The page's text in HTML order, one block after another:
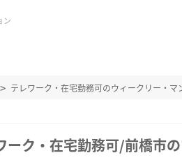
ン
テレワーク・在宅勤務可のウィークリー・
ーク・在宅勤務可/前橋市